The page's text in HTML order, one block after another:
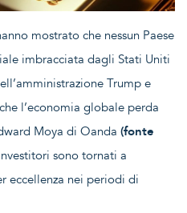
mostrato che nessun Paese
imbracciata dagli Stati Uniti
Trump e
l’economia globale perda
Moya di Oanda (fonte
sono tornati a
eccellenza nei periodi di